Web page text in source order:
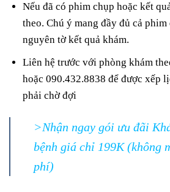
Nếu đã có phim chụp hoặc kết
theo. Chú ý mang đầy đủ cả
nguyên tờ kết quả khám.
Liên hệ trước với phòng khám
hoặc 090.432.8838 để được xếp
phải chờ đợi
>Nhận ngay gói ưu đãi
bệnh giá chỉ 199K (không
phí)